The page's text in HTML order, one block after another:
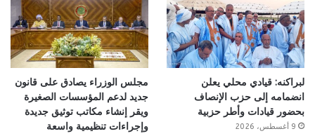
لبراكنه: قيادي محلي يعلن
انضمامه إلى حزب الإنصاف
بحضور قيادات وأطر حزبية
9 أغسطس، 2026
مجلس الوزراء يصادق على قانون
جديد لدعم المؤسسات الصغيرة
ويقر إنشاء مكاتب توثيق جديدة
وإجراءات تنظيمية واسعة